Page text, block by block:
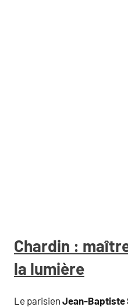
Chardin :
la lumière
Le parisien Jean-Baptiste